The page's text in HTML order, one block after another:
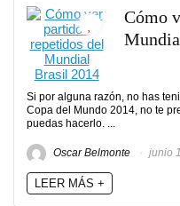
Cómo
Si por alguna razón, no has
Copa del Mundo 2014, no te
puedas hacerlo. ...
Oscar Belmonte junio
LEER MÁS +